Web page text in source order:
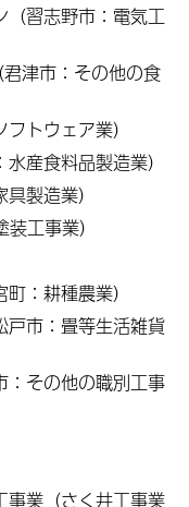
習志野市：電気工
津市：その他の食
トウェア業）
産食料品製造業）
製造業）
工事業）
：耕種農業）
戸市：畳等生活雑貨
：その他の職別工事
事業（さく井工事業